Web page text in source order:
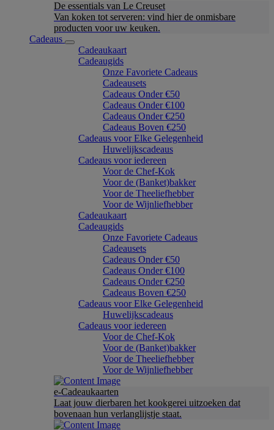
De essentials van Le Creuset
Van koken tot serveren: vind hier de onmisbare
producten voor uw keuken.
Cadeaus
Cadeaukaart
Cadeaugids
Onze Favoriete Cadeaus
Cadeausets
Cadeaus Onder €50
Cadeaus Onder €100
Cadeaus Onder €250
Cadeaus Boven €250
Cadeaus voor Elke Gelegenheid
Huwelijkscadeaus
Cadeaus voor iedereen
Voor de Chef-Kok
Voor de (Banket)bakker
Voor de Theeliefhebber
Voor de Wijnliefhebber
Cadeaukaart
Cadeaugids
Onze Favoriete Cadeaus
Cadeausets
Cadeaus Onder €50
Cadeaus Onder €100
Cadeaus Onder €250
Cadeaus Boven €250
Cadeaus voor Elke Gelegenheid
Huwelijkscadeaus
Cadeaus voor iedereen
Voor de Chef-Kok
Voor de (Banket)bakker
Voor de Theeliefhebber
Voor de Wijnliefhebber
e-Cadeaukaarten
Laat jouw dierbaren het kookgerei uitzoeken dat
bovenaan hun verlanglijstje staat.